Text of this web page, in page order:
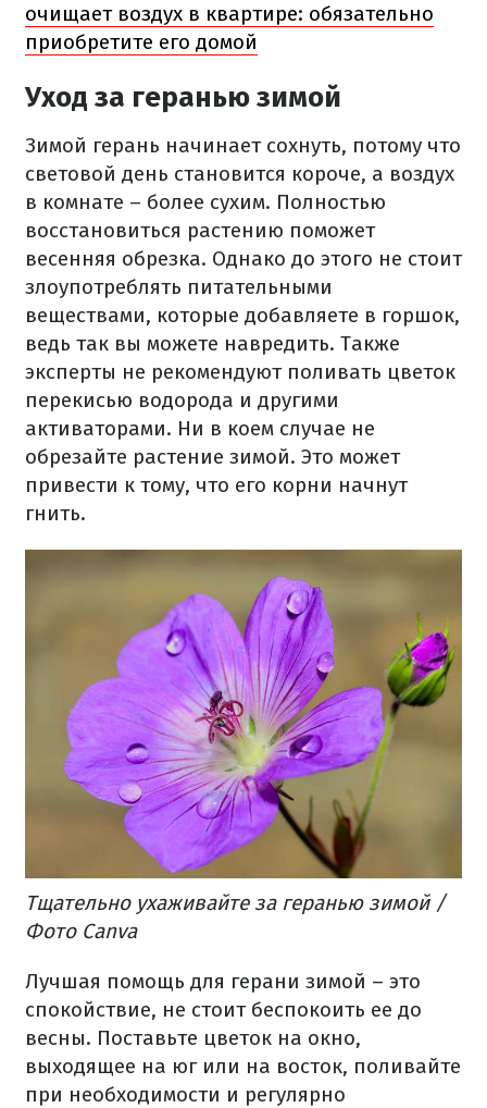
очищает воздух в квартире: обязательно
приобретите его домой
Уход за геранью зимой
Зимой герань начинает сохнуть, потому что
световой день становится короче, а воздух
в комнате – более сухим. Полностью
восстановиться растению поможет
весенняя обрезка. Однако до этого не стоит
злоупотреблять питательными
веществами, которые добавляете в горшок,
ведь так вы можете навредить. Также
эксперты не рекомендуют поливать цветок
перекисью водорода и другими
активаторами. Ни в коем случае не
обрезайте растение зимой. Это может
привести к тому, что его корни начнут
гнить.
Тщательно ухаживайте за геранью зимой /
Фото Canva
Лучшая помощь для герани зимой – это
спокойствие, не стоит беспокоить ее до
весны. Поставьте цветок на окно,
выходящее на юг или на восток, поливайте
при необходимости и регулярно